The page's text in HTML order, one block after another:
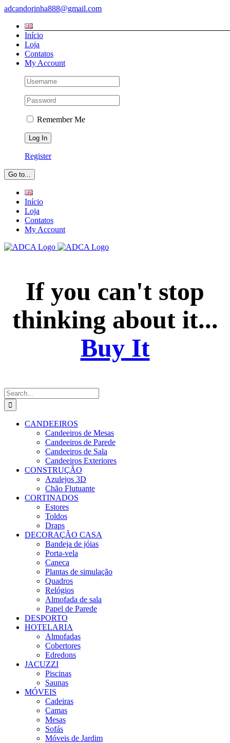
Skip
content
adcandorinha888@gmail.com
Início
Loja
Contatos
My Account
Remember Me
Register
Go to...
Início
Loja
Contatos
My Account
If you can't stop
thinking about it...
Buy It
Search
for:
CANDEEIROS
Candeeiros de Mesas
Candeeiros de Parede
Candeeiros de Sala
Candeeiros Exteriores
CONSTRUÇÃO
Azulejos 3D
Chão Flutuante
CORTINADOS
Estores
Toldos
Draps
DECORAÇÃO CASA
Bandeja de jóias
Porta-vela
Caneca
Plantas de simulação
Quadros
Relógios
Almofada de sala
Papel de Parede
DESPORTO
HOTELARIA
Almofadas
Cobertores
Edredons
JACUZZI
Piscinas
Saunas
MÓVEIS
Cadeiras
Camas
Mesas
Sofás
Móveis de Jardim